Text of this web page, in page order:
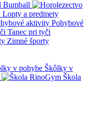
Bumball
Lopty a predmety
Pohybové
Tanec pri tyči
Zimné športy
Škôlky v
Škola